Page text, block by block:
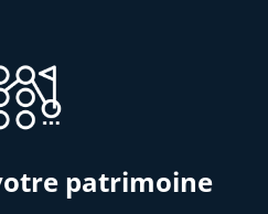
patrimoine